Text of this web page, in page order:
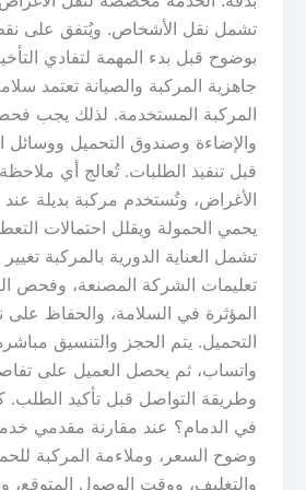
تشمل نقل الأشخاص. ويُتفق على
بوضوح قبل بدء المهمة لتفادي
جاهزية المركبة والصيانة تعتمد
المركبة المستخدمة. لذلك يجب
والإضاءة وصندوق التحميل ووسائل
قبل تنفيذ الطلبات. تُعالج أي
الأغراض، وتُستخدم مركبة بديلة عند
يحمي الحمولة ويقلل احتمالات
تشمل العناية الدورية بالمركبة
تعليمات الشركة المصنعة، وفحص
المؤثرة في السلامة، والحفاظ
التحميل. يتم الحجز والتنسيق
واتساب، ثم يحصل العميل على
وطريقة التواصل قبل تأكيد
في الدمام؟ عند مقارنة مقدمي
وضوح السعر، وملاءمة المركبة
والتغليف، ووقت الوصول المتوقع،